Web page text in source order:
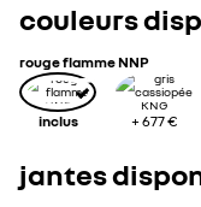
couleurs
rouge flamme NNP
inclus +677 €
jantes